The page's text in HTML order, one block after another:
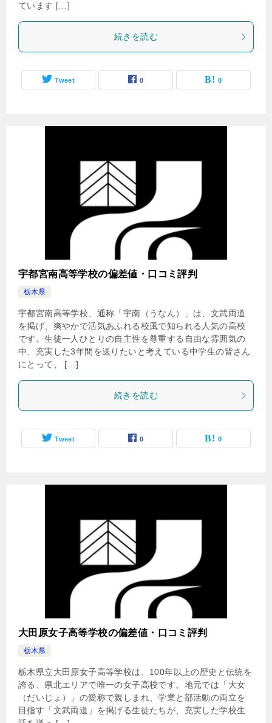
ています […]
続きを読む
Tweet 0 0
宇都宮南高等学校の偏差値・口コミ評判
栃木県
宇都宮南高等学校、通称「宇南（うなん）」は、文武両道
を掲げ、爽やかで活気あふれる校風で知られる人気の高校
です。生徒一人ひとりの自主性を尊重する自由な雰囲気の
中、充実した3年間を送りたいと考えている中学生の皆さん
にとって、 […]
続きを読む
Tweet 0 0
大田原女子高等学校の偏差値・口コミ評判
栃木県
栃木県立大田原女子高等学校は、100年以上の歴史と伝統を
誇る、県北エリアで唯一の女子高校です。地元では「大女
（だいじょ）」の愛称で親しまれ、学業と部活動の両立を
目指す「文武両道」を掲げる生徒たちが、充実した学校生